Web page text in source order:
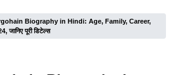
Biography in Hindi: Age, Family, Career,
पूरी डिटेल्स